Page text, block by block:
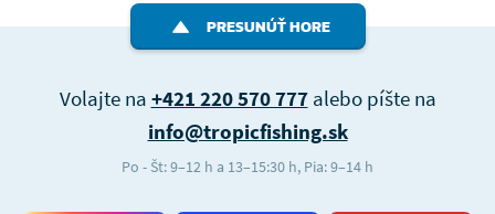
PRESUNÚŤ HORE
Volajte na +421 220 570 777alebo píšte na
info@tropicfishing.sk
Po - Št: 9–12 h a 13–15:30 h, Pia: 9–14 h